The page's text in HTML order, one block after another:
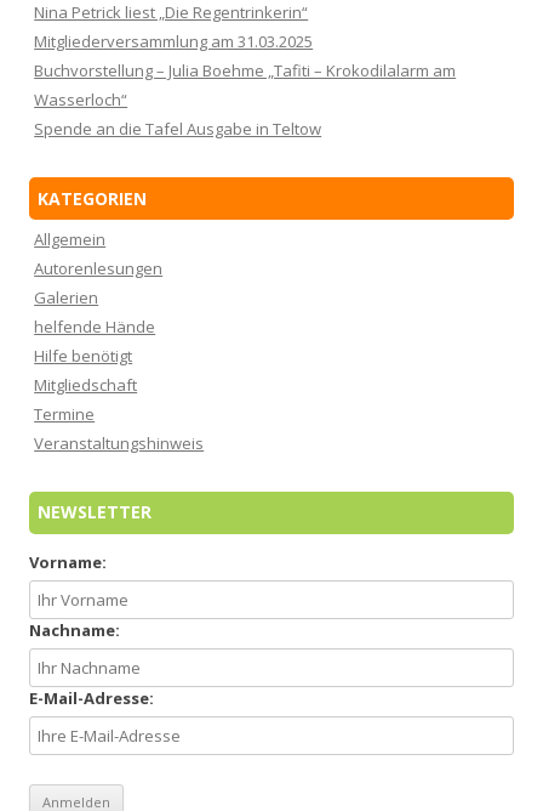
Nina Petrick liest „Die Regentrinkerin“
Mitgliederversammlung am 31.03.2025
Buchvorstellung – Julia Boehme „Tafiti – Krokodilalarm am
Wasserloch“
Spende an die Tafel Ausgabe in Teltow
KATEGORIEN
Allgemein
Autorenlesungen
Galerien
helfende Hände
Hilfe benötigt
Mitgliedschaft
Termine
Veranstaltungshinweis
NEWSLETTER
Vorname:
Nachname:
E-Mail-Adresse: